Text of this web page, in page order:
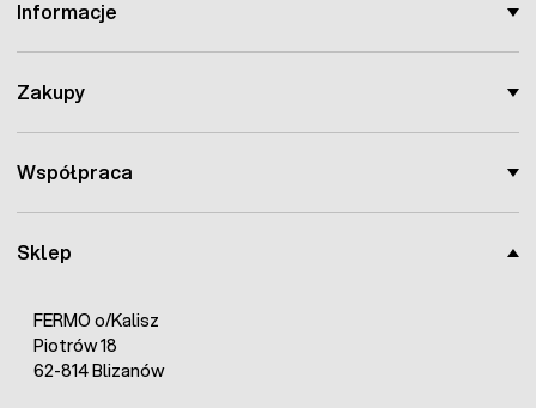
nierdzewnej
Oporność: 11 Ohm/m
Sklep
FERMO o/Kalisz
Piotrów 18
62-814 Blizanów
Informacje
Zakupy
Współpraca